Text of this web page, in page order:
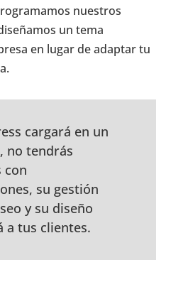
nuestros
un tema
en lugar de adaptar tu
cargará en un
no tendrás
con
su gestión
y su diseño
a tus clientes.